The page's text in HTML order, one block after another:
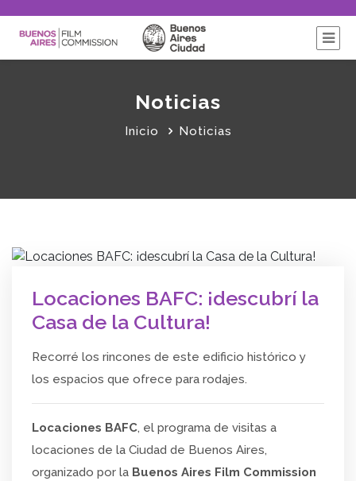
Noticias
Inicio Noticias
Locaciones BAFC: ¡descubrí la
Casa de la Cultura!
Recorré los rincones de este edificio histórico y
los espacios que ofrece para rodajes.
Locaciones BAFC, el programa de visitas a
locaciones de la Ciudad de Buenos Aires,
organizado por la Buenos Aires Film Commission